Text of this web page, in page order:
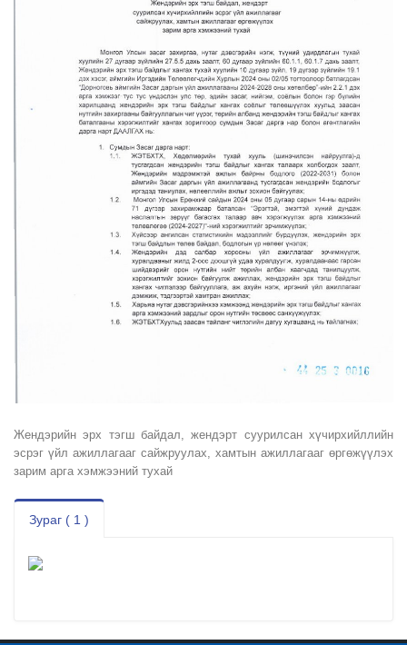
Жендэрийн эрх тэгш байдал, жендэрт суурилсан хүчирхийллийн
эсрэг үйл ажиллагааг сайжруулах, хамтын ажиллагааг өргөжүүлэх
зарим арга хэмжээний тухай
Зураг ( 1 )